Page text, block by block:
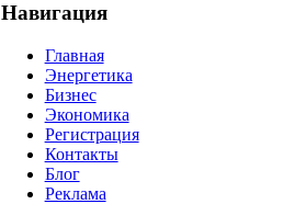
Навигация
Главная
Энергетика
Бизнес
Экономика
Регистрация
Контакты
Блог
Реклама